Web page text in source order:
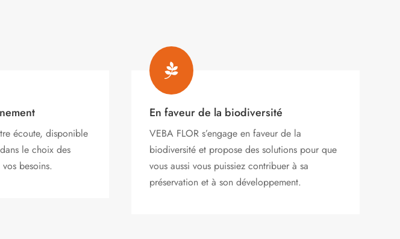
écoute, disponible
le choix des
besoins.

En faveur de la biodiversité
VEBA FLOR s’engage en faveur de la
biodiversité et propose des solutions pour que
vous aussi vous puissiez contribuer à sa
préservation et à son développement.